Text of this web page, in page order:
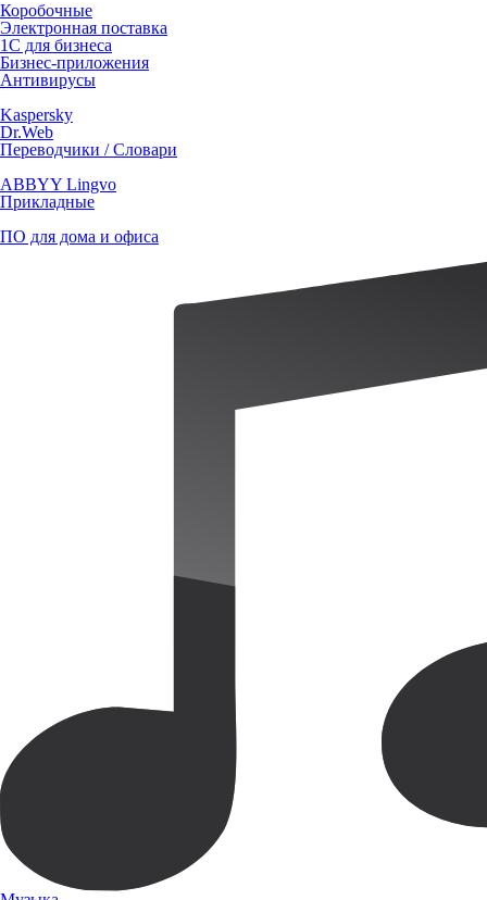
Коробочные
Электронная поставка
1С для бизнеса
Бизнес-приложения
Антивирусы
Kaspersky
Dr.Web
Переводчики / Словари
ABBYY Lingvo
Прикладные
ПО для дома и офиса